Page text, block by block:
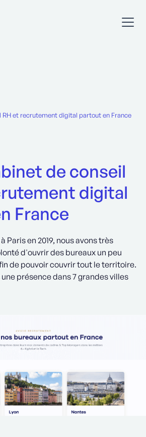
RH et recrutement digital partout en France
de conseil
digital
France
Paris en 2019, nous avons très
d'ouvrir des bureaux un peu
de pouvoir couvrir tout le territoire.
une présence dans 7 grandes villes